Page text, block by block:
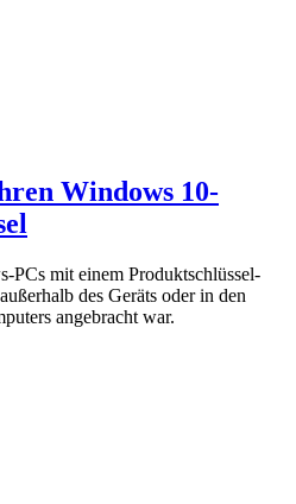
Windows 10-
PCs mit einem Produktschlüssel-
des Geräts oder in den
angebracht war.